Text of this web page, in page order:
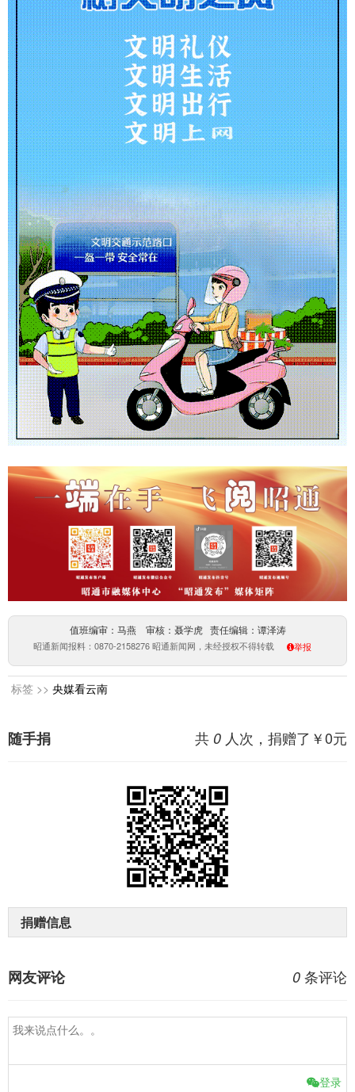
值班编审：马燕 审核：聂学虎 责任编辑：谭泽涛
昭通新闻报料：0870-2158276 昭通新闻网，未经授权不得转载 举报
标签 >> 央媒看云南
共 0 人次，捐赠了￥0元
随手捐
捐赠信息
0 条评论
网友评论
登录